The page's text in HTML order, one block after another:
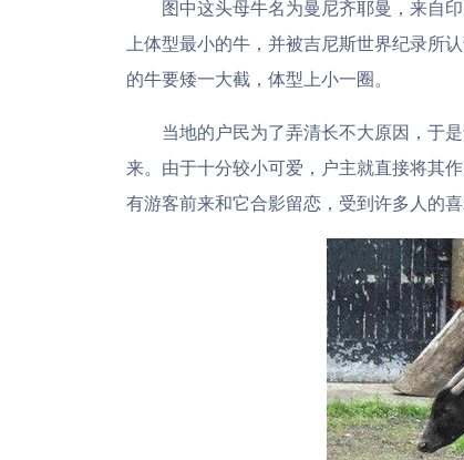
图中这头母牛名为曼尼齐耶曼，来自
上体型最小的牛，并被吉尼斯世界纪录所
的牛要矮一大截，体型上小一圈。
当地的户民为了弄清长不大原因，于
来。由于十分较小可爱，户主就直接将其
有游客前来和它合影留恋，受到许多人的喜